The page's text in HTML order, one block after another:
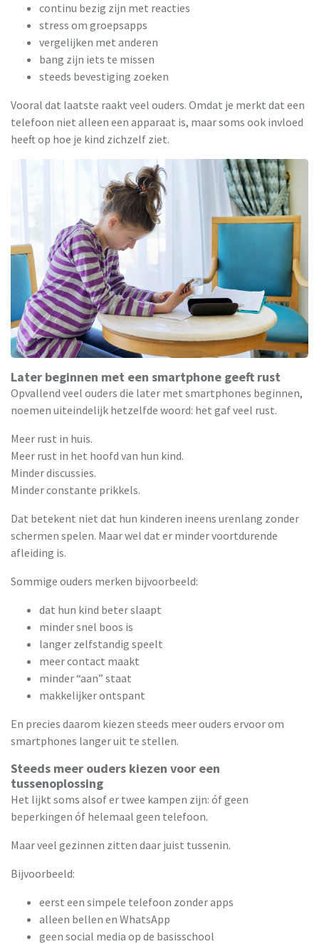
continu bezig zijn met reacties
stress om groepsapps
vergelijken met anderen
bang zijn iets te missen
steeds bevestiging zoeken
Vooral dat laatste raakt veel ouders. Omdat je merkt dat een
telefoon niet alleen een apparaat is, maar soms ook invloed
heeft op hoe je kind zichzelf ziet.
Later beginnen met een smartphone geeft rust
Opvallend veel ouders die later met smartphones beginnen,
noemen uiteindelijk hetzelfde woord: het gaf veel rust.
Meer rust in huis.
Meer rust in het hoofd van hun kind.
Minder discussies.
Minder constante prikkels.
Dat betekent niet dat hun kinderen ineens urenlang zonder
schermen spelen. Maar wel dat er minder voortdurende
afleiding is.
Sommige ouders merken bijvoorbeeld:
dat hun kind beter slaapt
minder snel boos is
langer zelfstandig speelt
meer contact maakt
minder “aan” staat
makkelijker ontspant
En precies daarom kiezen steeds meer ouders ervoor om
smartphones langer uit te stellen.
Steeds meer ouders kiezen voor een
tussenoplossing
Het lijkt soms alsof er twee kampen zijn: óf geen
beperkingen óf helemaal geen telefoon.
Maar veel gezinnen zitten daar juist tussenin.
Bijvoorbeeld:
eerst een simpele telefoon zonder apps
alleen bellen en WhatsApp
geen social media op de basisschool